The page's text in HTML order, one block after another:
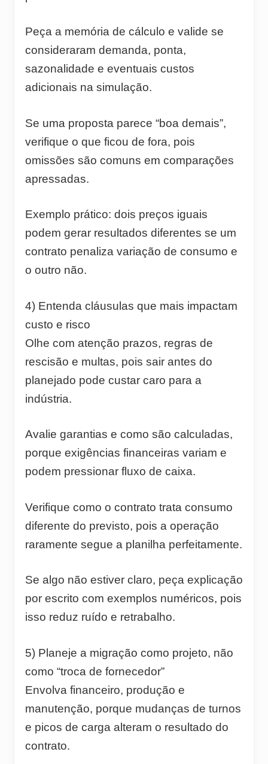
Peça a memória de cálculo e valide se
consideraram demanda, ponta,
sazonalidade e eventuais custos
adicionais na simulação.
Se uma proposta parece “boa demais”,
verifique o que ficou de fora, pois
omissões são comuns em comparações
apressadas.
Exemplo prático: dois preços iguais
podem gerar resultados diferentes se um
contrato penaliza variação de consumo e
o outro não.
4) Entenda cláusulas que mais impactam
custo e risco
Olhe com atenção prazos, regras de
rescisão e multas, pois sair antes do
planejado pode custar caro para a
indústria.
Avalie garantias e como são calculadas,
porque exigências financeiras variam e
podem pressionar fluxo de caixa.
Verifique como o contrato trata consumo
diferente do previsto, pois a operação
raramente segue a planilha perfeitamente.
Se algo não estiver claro, peça explicação
por escrito com exemplos numéricos, pois
isso reduz ruído e retrabalho.
5) Planeje a migração como projeto, não
como “troca de fornecedor”
Envolva financeiro, produção e
manutenção, porque mudanças de turnos
e picos de carga alteram o resultado do
contrato.